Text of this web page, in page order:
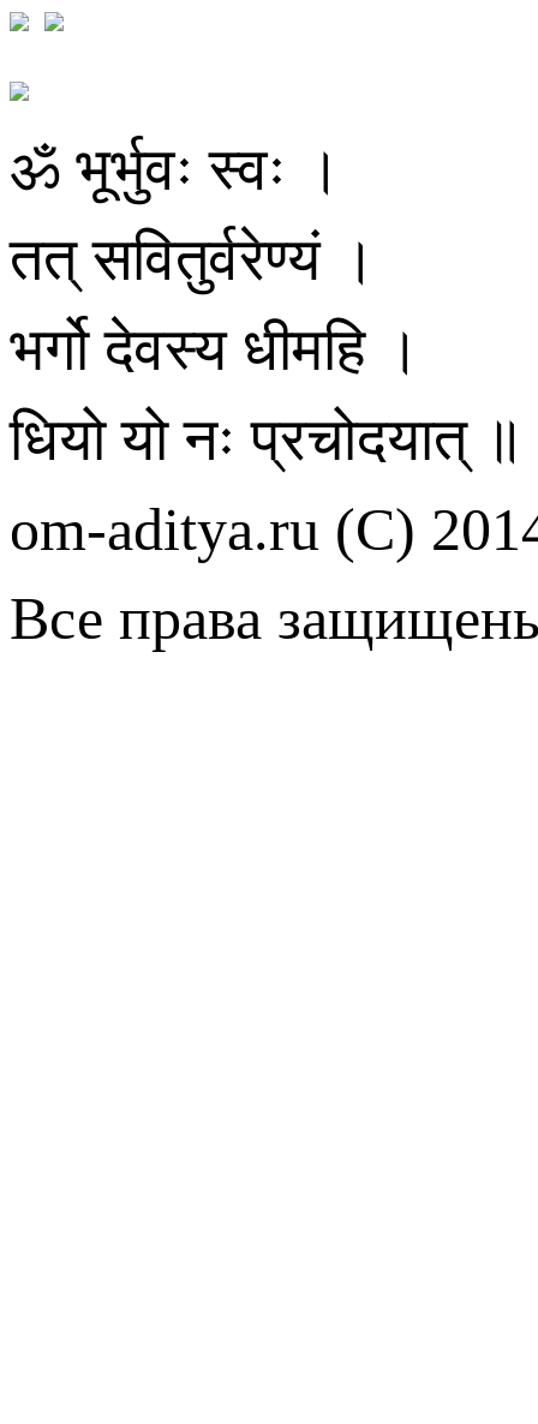
ॐ भूर्भुवः स्वः ।
तत् सवितुर्वरेण्यं ।
भर्गो देवस्य धीमहि ।
धियो यो नः प्रचोदयात् ॥
om-aditya.ru (С)
Все права